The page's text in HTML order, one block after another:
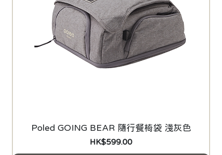
Poled GOING BEAR 隨行餐椅袋 淺灰色
價格
HK$599.00